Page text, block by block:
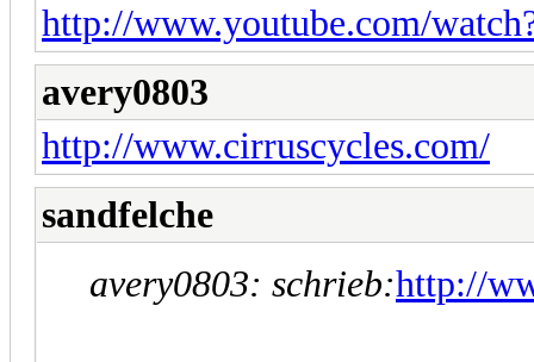
http://www.youtube.com/
avery0803
http://www.cirruscycles.com/
sandfelche
avery0803: schrieb:http://